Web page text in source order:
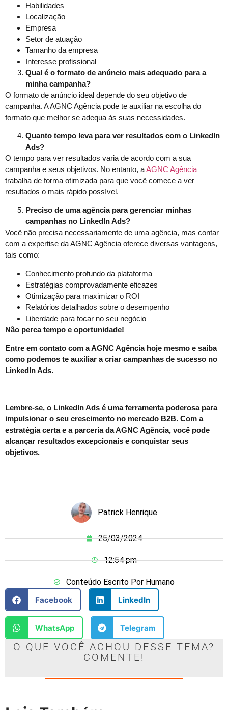
Habilidades
Localização
Empresa
Setor de atuação
Tamanho da empresa
Interesse profissional
Qual é o formato de anúncio mais adequado para a
minha campanha?
O formato de anúncio ideal depende do seu objetivo de
campanha. A AGNC Agência pode te auxiliar na escolha do
formato que melhor se adequa às suas necessidades.
Quanto tempo leva para ver resultados com o LinkedIn
Ads?
O tempo para ver resultados varia de acordo com a sua
campanha e seus objetivos. No entanto, aAGNC Agência
trabalha de forma otimizada para que você comece a ver
resultados o mais rápido possível.
Preciso de uma agência para gerenciar minhas
campanhas no LinkedIn Ads?
Você não precisa necessariamente de uma agência, mas contar
com a expertise da AGNC Agência oferece diversas vantagens,
tais como:
Conhecimento profundo da plataforma
Estratégias comprovadamente eficazes
Otimização para maximizar o ROI
Relatórios detalhados sobre o desempenho
Liberdade para focar no seu negócio
Não perca tempo e oportunidade!
Entre em contato com a AGNC Agência hoje mesmo e saiba
como podemos te auxiliar a criar campanhas de sucesso no
LinkedIn Ads.
Lembre-se, o LinkedIn Ads é uma ferramenta poderosa para
impulsionar o seu crescimento no mercado B2B. Com a
estratégia certa e a parceria da AGNC Agência, você pode
alcançar resultados excepcionais e conquistar seus
objetivos.
Patrick Henrique
25/03/2024
12:54 pm
Conteúdo Escrito Por Humano
Facebook
LinkedIn
WhatsApp Telegram
O QUE VOCÊ ACHOU DESSE TEMA?
COMENTE!